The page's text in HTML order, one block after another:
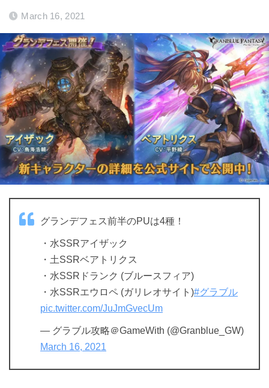
March 16, 2021
グランデフェス前半のPUは4種！
・水SSRアイザック
・土SSRベアトリクス
・水SSRドランク (ブルースフィア)
・水SSRエウロペ (ガリレオサイト)#グラブル
pic.twitter.com/JuJmGvecUm
— グラブル攻略＠GameWith (@Granblue_GW)
March 16, 2021